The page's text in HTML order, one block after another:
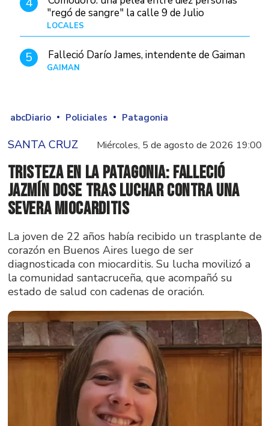
"regó de sangre" la calle 9 de Julio
LOCALES
5 Falleció Darío James, intendente de Gaiman
GAIMAN
abcDiario Policiales Patagonia
SANTA CRUZ Miércoles, 5 de agosto de 2026 19:00
Tristeza en la Patagonia: falleció
Jazmín Dose tras luchar contra una
severa miocarditis
La joven de 22 años había recibido un trasplante de
corazón en Buenos Aires luego de ser
diagnosticada con miocarditis. Su lucha movilizó a
la comunidad santacruceña, que acompañó su
estado de salud con cadenas de oración.